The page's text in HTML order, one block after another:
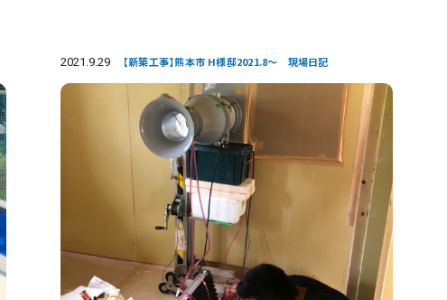
2021.9.29 【新築工事】熊本市 H様邸2021.8～ 現場日記